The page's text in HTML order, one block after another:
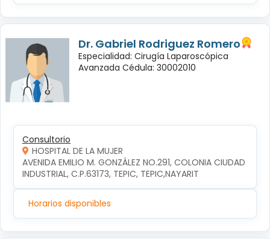
Dr. Gabriel Rodriguez Romero
Especialidad: Cirugía Laparoscópica
Avanzada Cédula: 30002010
Consultorio
HOSPITAL DE LA MUJER
AVENIDA EMILIO M. GONZÁLEZ NO.291, COLONIA CIUDAD
INDUSTRIAL, C.P.63173, TEPIC, TEPIC,NAYARIT
Horarios disponibles